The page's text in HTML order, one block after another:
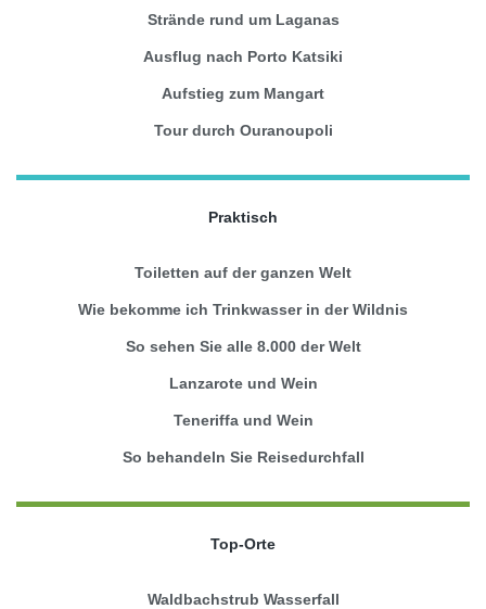
Strände rund um Laganas
Ausflug nach Porto Katsiki
Aufstieg zum Mangart
Tour durch Ouranoupoli
Praktisch
Toiletten auf der ganzen Welt
Wie bekomme ich Trinkwasser in der Wildnis
So sehen Sie alle 8.000 der Welt
Lanzarote und Wein
Teneriffa und Wein
So behandeln Sie Reisedurchfall
Top-Orte
Waldbachstrub Wasserfall